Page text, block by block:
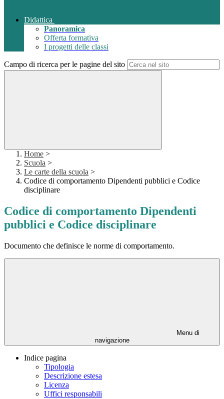
Didattica
Panoramica
Offerta formativa
I progetti delle classi
Campo di ricerca per le pagine del sito
Home >
Scuola >
Le carte della scuola >
Codice di comportamento Dipendenti pubblici e Codice
disciplinare
Codice di comportamento Dipendenti
pubblici e Codice disciplinare
Documento che definisce le norme di comportamento.
Menu di
navigazione
Indice pagina
Tipologia
Descrizione estesa
Licenza
Uffici responsabili